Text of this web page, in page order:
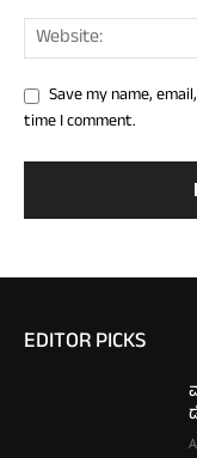
Save my name,
time I comment.
EDITOR PICKS